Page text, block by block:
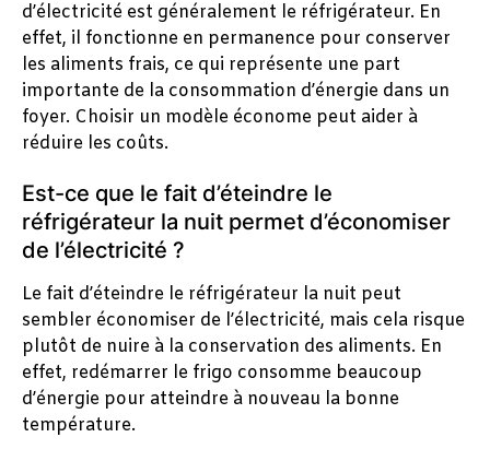
d’électricité est généralement le réfrigérateur. En
effet, il fonctionne en permanence pour conserver
les aliments frais, ce qui représente une part
importante de la consommation d’énergie dans un
foyer. Choisir un modèle économe peut aider à
réduire les coûts.
Est-ce que le fait d’éteindre le
réfrigérateur la nuit permet d’économiser
de l’électricité ?
Le fait d’éteindre le réfrigérateur la nuit peut
sembler économiser de l’électricité, mais cela risque
plutôt de nuire à la conservation des aliments. En
effet, redémarrer le frigo consomme beaucoup
d’énergie pour atteindre à nouveau la bonne
température.